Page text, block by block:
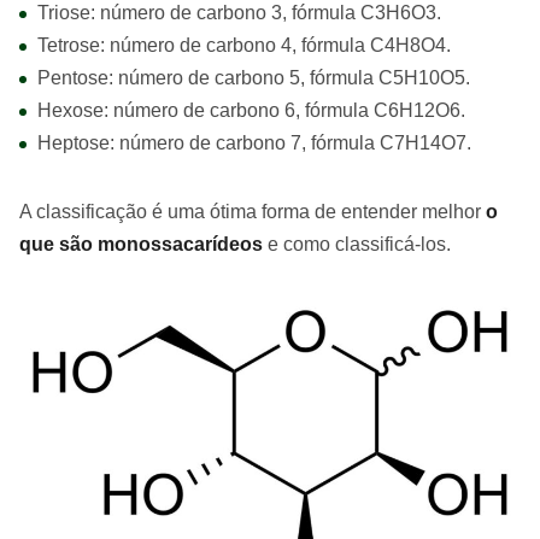
Triose: número de carbono 3, fórmula C3H6O3.
Tetrose: número de carbono 4, fórmula C4H8O4.
Pentose: número de carbono 5, fórmula C5H10O5.
Hexose: número de carbono 6, fórmula C6H12O6.
Heptose: número de carbono 7, fórmula C7H14O7.
A classificação é uma ótima forma de entender melhor o
que são monossacarídeos e como classificá-los.